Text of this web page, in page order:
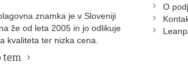
znamka je v Sloveniji
že od leta 2005 in jo odlikuje
kvaliteta ter nizka cena.
tem
O